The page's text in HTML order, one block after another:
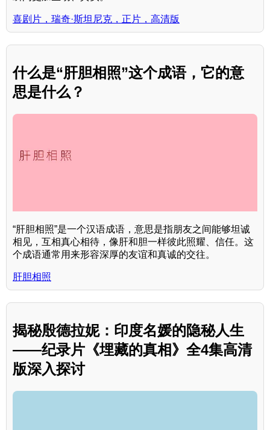
喜剧片，瑞奇·斯坦尼克，正片，高清版
什么是“肝胆相照”这个成语，它的意
思是什么？
“肝胆相照”是一个汉语成语，意思是指朋友之间能够坦诚
相见，互相真心相待，像肝和胆一样彼此照耀、信任。这
个成语通常用来形容深厚的友谊和真诚的交往。
肝胆相照
揭秘殷德拉妮：印度名媛的隐秘人生
——纪录片《埋藏的真相》全4集高清
版深入探讨